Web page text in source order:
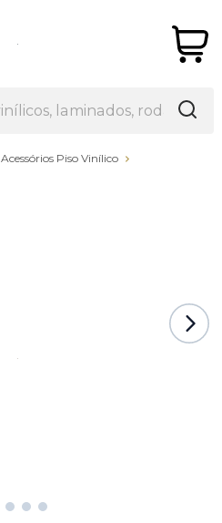
Acessórios Piso Vinílico